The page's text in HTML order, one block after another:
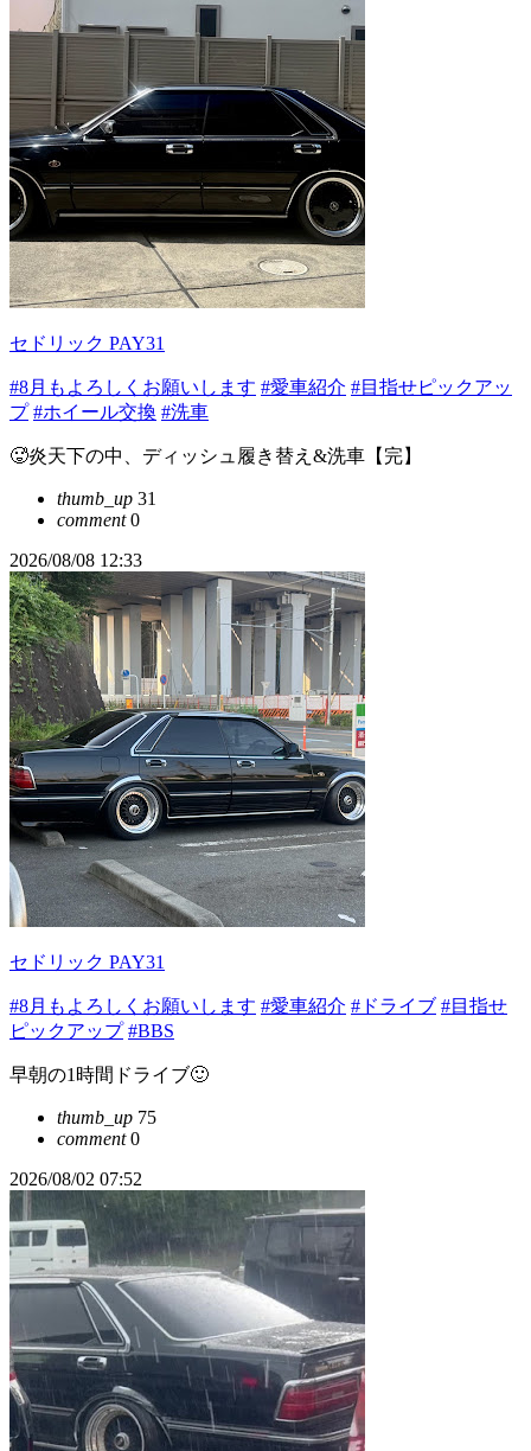
セドリック PAY31
#8月もよろしくお願いします #愛車紹介 #目指せピックアッ
プ #ホイール交換 #洗車
🥵炎天下の中、ディッシュ履き替え&洗車【完】
thumb_up 31
comment0
2026/08/08 12:33
セドリック PAY31
#8月もよろしくお願いします #愛車紹介 #ドライブ #目指せ
ピックアップ #BBS
早朝の1時間ドライブ🙂
thumb_up 75
comment0
2026/08/02 07:52